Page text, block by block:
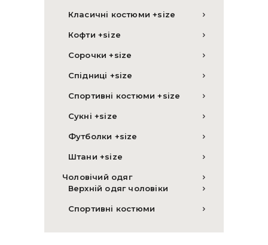
Класичні костюми +size
Кофти +size
Сорочки +size
Спідниці +size
Спортивні костюми +size
Сукні +size
Футболки +size
Штани +size
Чоловічий одяг
Верхній одяг чоловіки
Спортивні костюми